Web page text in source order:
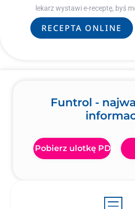
lekarz wystawi e-receptę, byś
leczenie.
RECEPTA ONLINE
Funtrol -
Pobierz ulotkę PDF